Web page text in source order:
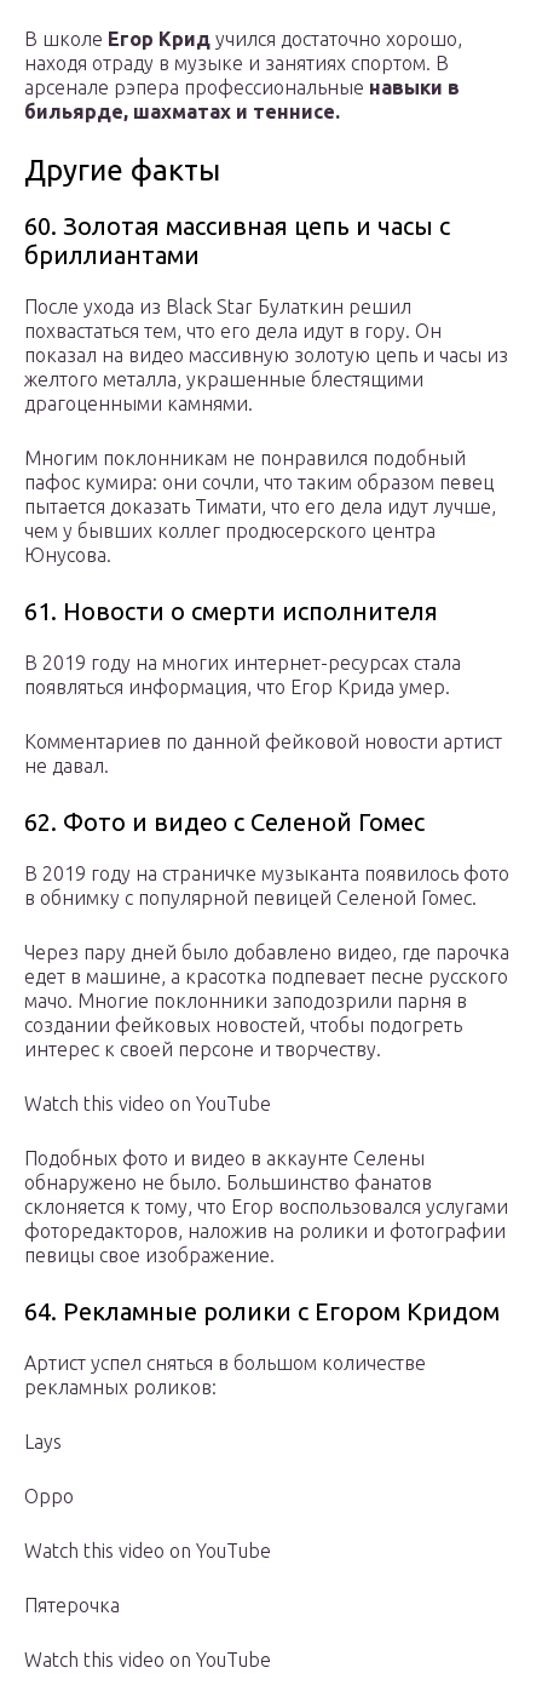
В школе Егор Крид учился достаточно хорошо,
находя отраду в музыке и занятиях спортом. В
арсенале рэпера профессиональные навыки в
бильярде, шахматах и теннисе.
Другие факты
60. Золотая массивная цепь и часы с
бриллиантами
После ухода из Black Star Булаткин решил
похвастаться тем, что его дела идут в гору. Он
показал на видео массивную золотую цепь и часы из
желтого металла, украшенные блестящими
драгоценными камнями.
Многим поклонникам не понравился подобный
пафос кумира: они сочли, что таким образом певец
пытается доказать Тимати, что его дела идут лучше,
чем у бывших коллег продюсерского центра
Юнусова.
61. Новости о смерти исполнителя
В 2019 году на многих интернет-ресурсах стала
появляться информация, что Егор Крида умер.
Комментариев по данной фейковой новости артист
не давал.
62. Фото и видео с Селеной Гомес
В 2019 году на страничке музыканта появилось фото
в обнимку с популярной певицей Селеной Гомес.
Через пару дней было добавлено видео, где парочка
едет в машине, а красотка подпевает песне русского
мачо. Многие поклонники заподозрили парня в
создании фейковых новостей, чтобы подогреть
интерес к своей персоне и творчеству.
Watch this video on YouTube
Подобных фото и видео в аккаунте Селены
обнаружено не было. Большинство фанатов
склоняется к тому, что Егор воспользовался услугами
фоторедакторов, наложив на ролики и фотографии
певицы свое изображение.
64. Рекламные ролики с Егором Кридом
Артист успел сняться в большом количестве
рекламных роликов:
Lays
Oppo
Watch this video on YouTube
Пятерочка
Watch this video on YouTube